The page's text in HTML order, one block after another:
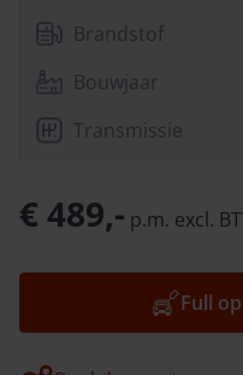
Brandstof
Bouwjaar
Transmissie
€ 489,- p.m. excl.
Full